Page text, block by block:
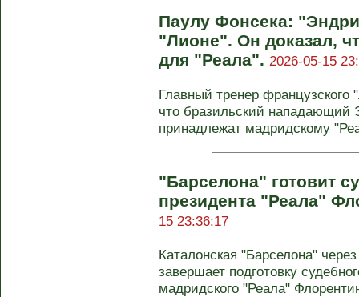
Паулу Фонсека:
"Лионе". Он доказал,
для "Реала". 2026-05-15
Главный тренер
что бразильский нападающий
принадлежат мадридскому
"Барселона" готовит
президента "Реала"
15 23:36:17
Каталонская "Барселона"
завершает подготовку
мадридского "Реала"